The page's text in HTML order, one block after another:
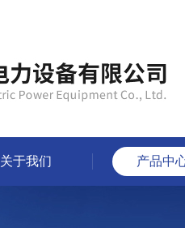
关于我们 产品中